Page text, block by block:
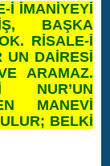
İ İMANİYEYİ
BAŞKA
RİSALE-İ
UN DAİRESİ
ARAMAZ.
NUR’UN
MANEVİ
BELKİ